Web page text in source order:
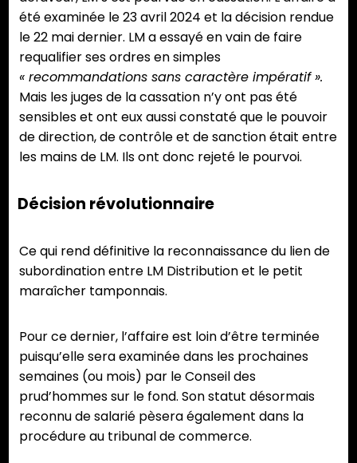
été examinée le 23 avril 2024 et la décision rendue
le 22 mai dernier. LM a essayé en vain de faire
requalifier ses ordres en simples
« recommandations sans caractère impératif ».
Mais les juges de la cassation n’y ont pas été
sensibles et ont eux aussi constaté que le pouvoir
de direction, de contrôle et de sanction était entre
les mains de LM. Ils ont donc rejeté le pourvoi.
Décision révolutionnaire
Ce qui rend définitive la reconnaissance du lien de
subordination entre LM Distribution et le petit
maraîcher tamponnais.
Pour ce dernier, l’affaire est loin d’être terminée
puisqu’elle sera examinée dans les prochaines
semaines (ou mois) par le Conseil des
prud’hommes sur le fond. Son statut désormais
reconnu de salarié pèsera également dans la
procédure au tribunal de commerce.